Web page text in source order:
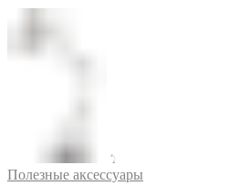
Полезные аксессуары